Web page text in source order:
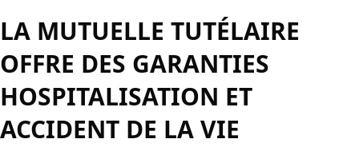
LA MUTUELLE TUTÉLAIRE
OFFRE DES GARANTIES
HOSPITALISATION ET
ACCIDENT DE LA VIE